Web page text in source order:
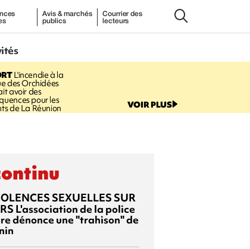
Avis & marchés
publics
Courrier des
lecteurs
L'incendie à la
des Orchidées
avoir des
pour les
de La Réunion VOIR PLUS
SEXUELLES SUR
L'association de la police
dénonce une "trahison" de